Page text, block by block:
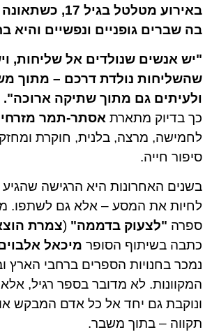
באירוע מטלטל
בה שברים גופניים ונפשיים והיא
"יש אנשים שנולדים אל שליחות,
שהשליחות נולדת דרכם – מתוך
ולעיתים גם מתוך שתיקה ארוכה".
כך בדיוק מתארת אסתר-תמר מזרחי
לחמישה, מרצה, בלנית, חוקרת
סיפור חייה.
בשנים האחרונות היא הרגישה
לחיות את המסע – אלא גם לשתפו.
ספרה "לצעוק בדממה" (צמרת
כתבה בשיתוף הסופר מיכאל
נמכר בחנויות הספרים ברחבי הארץ
המקוונות. לא מדובר בספר רגיל,
ונוקבת גם יחד אל כל אדם המבקש
תקווה – בתוך משבר.